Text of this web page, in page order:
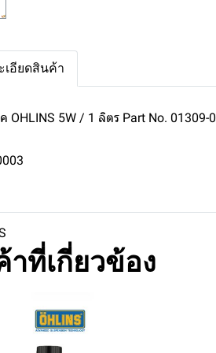
เอียดสินค้า
OHLINS 5W / 1 ลิตร Part No. 01309-
าที่เกี่ยวข้อง